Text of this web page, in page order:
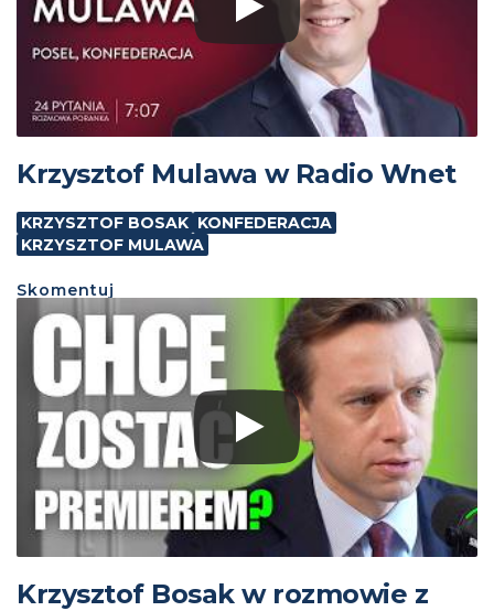
Krzysztof Mulawa w Radio Wnet
KRZYSZTOF BOSAK KONFEDERACJA
KRZYSZTOF MULAWA
Skomentuj
Krzysztof Bosak w rozmowie z